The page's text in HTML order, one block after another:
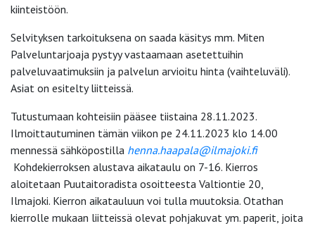
kiinteistöön.
Selvityksen tarkoituksena on saada käsitys mm. Miten
Palveluntarjoaja pystyy vastaamaan asetettuihin
palveluvaatimuksiin ja palvelun arvioitu hinta (vaihteluväli).
Asiat on esitelty liitteissä.
Tutustumaan kohteisiin pääsee tiistaina 28.11.2023.
Ilmoittautuminen tämän viikon pe 24.11.2023 klo 14.00
mennessä sähköpostilla henna.haapala@ilmajoki.fi
Kohdekierroksen alustava aikataulu on 7-16. Kierros
aloitetaan Puutaitoradista osoitteesta Valtiontie 20,
Ilmajoki. Kierron aikatauluun voi tulla muutoksia. Otathan
kierrolle mukaan liitteissä olevat pohjakuvat ym. paperit, joita